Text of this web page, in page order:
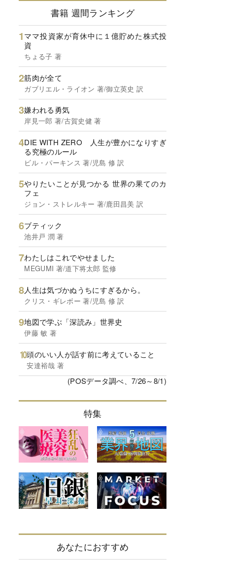
書籍 週間ランキング
ママ投資家が育休中に１億貯めた株式投
資
ちょる子 著
筋肉が全て
ガブリエル・ライオン 著/御立英史 訳
嫌われる勇気
岸見一郎 著/古賀史健 著
DIE WITH ZERO 人生が豊かになりすぎ
る究極のルール
ビル・パーキンス 著/児島 修 訳
やりたいことが見つかる 世界の果てのカ
フェ
ジョン・ストレルキー 著/鹿田昌美 訳
ブティック
池井戸 潤 著
わたしはこれでやせました
MEGUMI 著/道下将太郎 監修
人生は気づかぬうちにすぎるから。
クリス・ギレボー 著/児島 修 訳
地図で学ぶ「深読み」世界史
伊藤 敏 著
頭のいい人が話す前に考えていること
安達裕哉 著
(POSデータ調べ、7/26～8/1)
特集
あなたにおすすめ